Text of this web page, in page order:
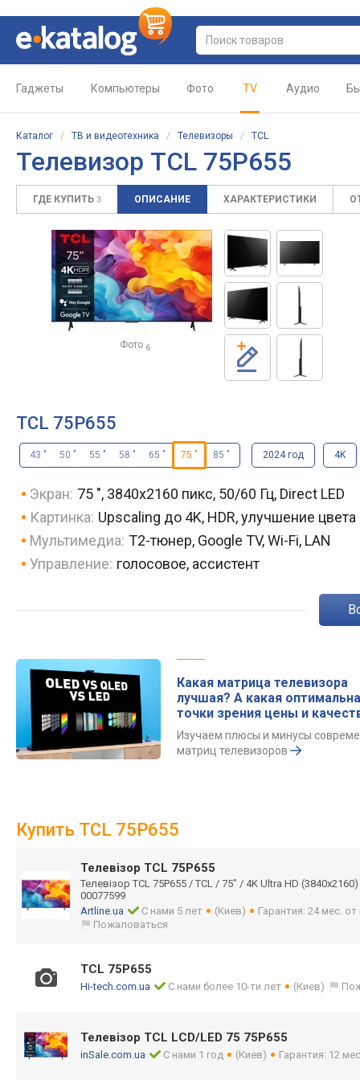
Гаджеты Компьютеры Фото TV Аудио
Каталог / ТВ и видеотехника / Телевизоры / TCL
Телевизор TCL 75P655
ГДЕ КУПИТЬ 3 ОПИСАНИЕ ХАРАКТЕРИСТИКИ
Фото 6
TCL 75P655
43 " 50 " 55 " 58 " 65 " 75 " 85 " 2024 год 4K
Экран: 75 ", 3840x2160 пикс, 50/60 Гц, Direct LED
Картинка: Upscaling до 4K, HDR, улучшение цвета
Мультимедиа: T2-тюнер, Google TV, Wi-Fi, LAN
Управление: голосовое, ассистент
Какая матрица телевизора
лучшая? А какая
точки зрения цены и
Изучаем плюсы и минусы
матриц телевизоров
Купить TCL 75P655
Телевізор TCL 75P655
Телевізор TCL 75P655 / TCL / 75" / 4K Ultra HD
00077599
Artline.ua
С нами 5 лет (Киев)
Гарантия: 24 мес.
Пожаловаться
TCL 75P655
Hi-tech.com.ua С нами более 10-ти лет (Киев)
Телевізор TCL LCD/LED 75 75P655
inSale.com.ua С нами 1 год (Киев) Гарантия: 12